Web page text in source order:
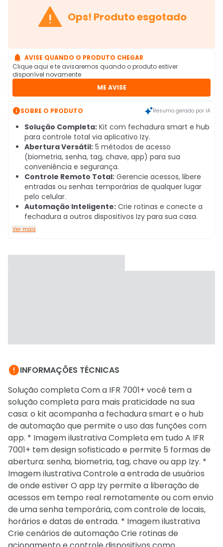
 Ops! Produto esgotado
 AVISE QUANDO O PRODUTO CHEGAR
Clique aqui e te avisaremos quando o produto estiver
disponível novamente
ME AVISE
SOBRE O PRODUTO Resumo gerado por IA
Solução Completa: Kit com fechadura smart e hub
para controle total via aplicativo Izy.
Abertura Versátil: 5 métodos de acesso
(biometria, senha, tag, chave, app) para sua
conveniência e segurança.
Controle Remoto Total: Gerencie acessos, libere
entradas ou senhas temporárias de qualquer lugar
pelo celular.
Automação Inteligente: Crie rotinas e conecte a
fechadura a outros dispositivos Izy para sua casa.
Ver mais
INFORMAÇÕES TÉCNICAS
Solução completa Com a IFR 7001+ você tem a
solução completa para mais praticidade na sua
casa: o kit acompanha a fechadura smart e o hub
de automação que permite o uso das funções com
app. * Imagem ilustrativa Completa em tudo A IFR
7001+ tem design sofisticado e permite 5 formas de
abertura: senha, biometria, tag, chave ou app Izy. *
Imagem ilustrativa Controle a entrada de usuários
de onde estiver O app Izy permite a liberação de
acessos em tempo real remotamente ou com envio
de uma senha temporária, com controle de locais,
horários e datas de entrada. * Imagem ilustrativa
Crie cenários de automação Crie rotinas de